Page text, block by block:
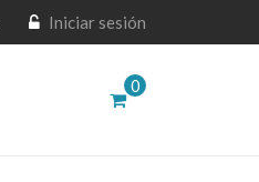
Iniciar sesión
0